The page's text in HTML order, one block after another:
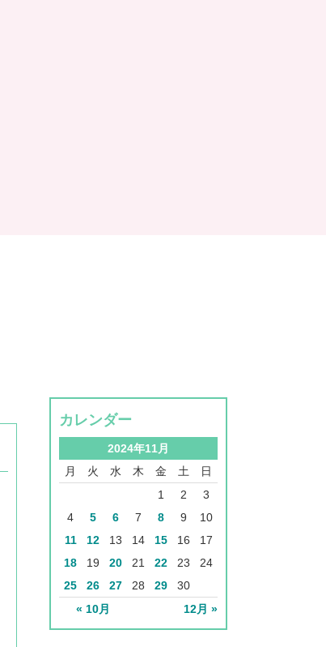
カレンダー
2024年11月
月
火 水 木 金 土 日
« 10月 12月 »
1 2
3
4
5 6 7 8 9
10
11
12 13 14 15 16
17
18
19 20 21 22 23
24
25
26 27 28 29 30